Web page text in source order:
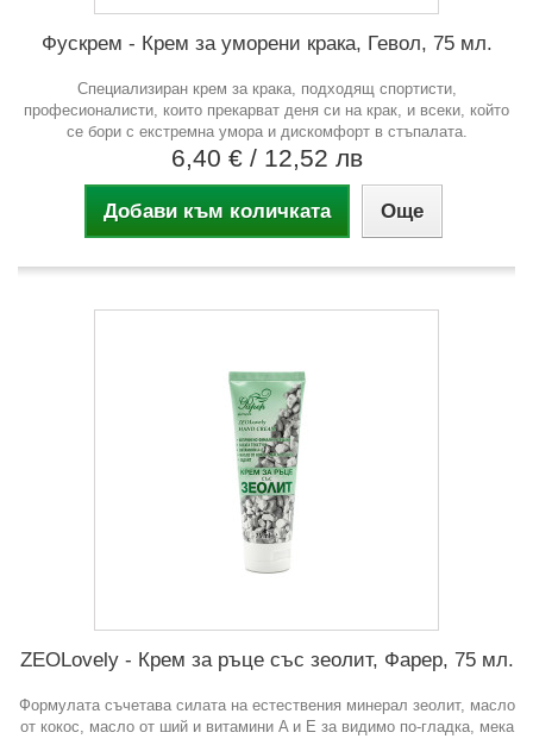
Фускрем - Крем за уморени крака, Гевол, 75 мл.
Специализиран крем за крака, подходящ спортисти,
професионалисти, които прекарват деня си на крак, и всеки, който
се бори с екстремна умора и дискомфорт в стъпалата.
6,40 € / 12,52 лв
Добави към количката Още
ZEOLovely - Крем за ръце със зеолит, Фарер, 75 мл.
Формулата съчетава силата на естествения минерал зеолит, масло
от кокос, масло от ший и витамини A и E за видимо по-гладка, мека